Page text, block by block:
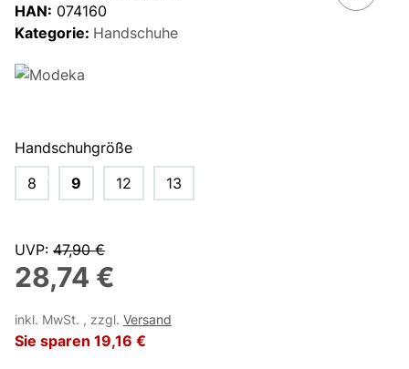
HAN: 074160
Kategorie: Handschuhe
Handschuhgröße
8
9 12 13
UVP: 47,90 €
28,74 €
inkl. MwSt. , zzgl. Versand
Sie sparen 19,16 €